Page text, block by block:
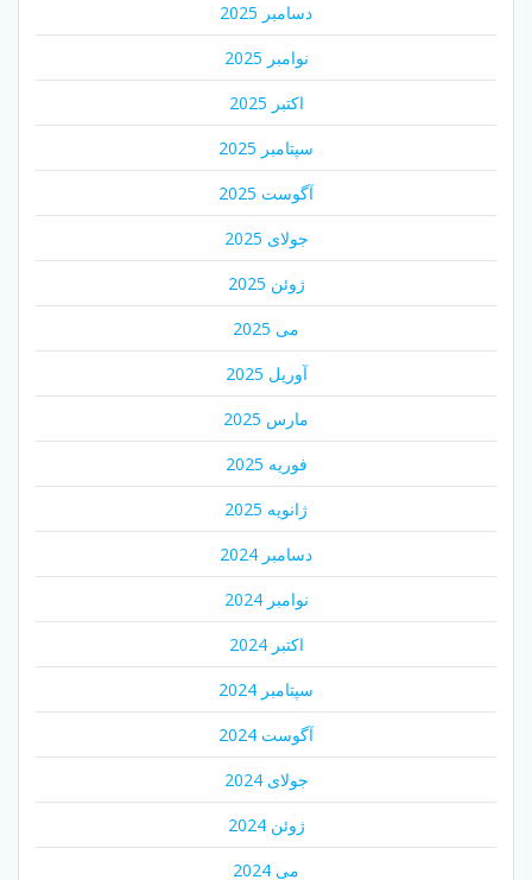
دسامبر 2025
نوامبر 2025
اکتبر 2025
سپتامبر 2025
آگوست 2025
جولای 2025
ژوئن 2025
می 2025
آوریل 2025
مارس 2025
فوریه 2025
ژانویه 2025
دسامبر 2024
نوامبر 2024
اکتبر 2024
سپتامبر 2024
آگوست 2024
جولای 2024
ژوئن 2024
می 2024